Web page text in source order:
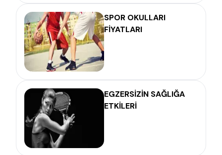
SPOR OKULLARI
FİYATLARI
EGZERSİZİN SAĞLIĞA
ETKİLERİ